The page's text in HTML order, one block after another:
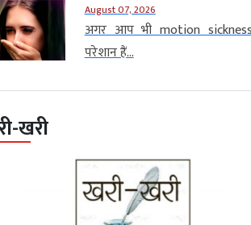
August 07, 2026
अगर आप भी motion
परेशान हैं...
खरी